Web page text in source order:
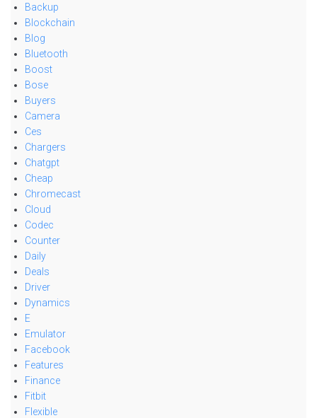
Backup
Blockchain
Blog
Bluetooth
Boost
Bose
Buyers
Camera
Ces
Chargers
Chatgpt
Cheap
Chromecast
Cloud
Codec
Counter
Daily
Deals
Driver
Dynamics
E
Emulator
Facebook
Features
Finance
Fitbit
Flexible